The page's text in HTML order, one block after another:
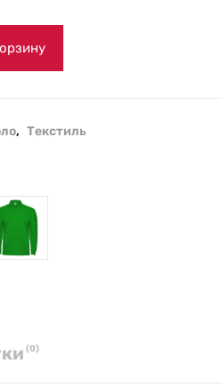
, Текстиль
(0)